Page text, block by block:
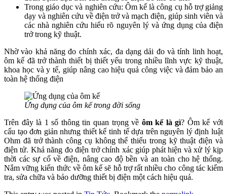
Trong giáo dục và nghiên cứu: Ôm kế là công cụ hỗ trợ giảng
dạy và nghiên cứu về điện trở và mạch điện, giúp sinh viên và
các nhà nghiên cứu hiểu rõ nguyên lý và ứng dụng của điện
trở trong kỹ thuật.
Nhờ vào khả năng đo chính xác, đa dạng dải đo và tính linh hoạt,
ôm kế đã trở thành thiết bị thiết yếu trong nhiều lĩnh vực kỹ thuật,
khoa học và y tế, giúp nâng cao hiệu quả công việc và đảm bảo an
toàn hệ thống điện
Ứng dụng của ôm kế trong đời sống
Trên đây là 1 số thông tin quan trọng về ôm kế là gì? Ôm kế với
cấu tạo đơn giản nhưng thiết kế tinh tế dựa trên nguyên lý định luật
Ohm đã trở thành công cụ không thể thiếu trong kỹ thuật điện và
điện tử. Khả năng đo điện trở chính xác giúp phát hiện và xử lý kịp
thời các sự cố về điện, nâng cao độ bền và an toàn cho hệ thống.
Nắm vững kiến thức về ôm kế sẽ hỗ trợ rất nhiều cho công tác kiểm
tra, sửa chữa và bảo dưỡng thiết bị điện một cách hiệu quả.